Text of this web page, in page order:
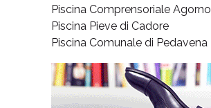
Piscina Comprensoriale Agorno
Piscina Pieve di Cadore
Piscina Comunale di Pedavena